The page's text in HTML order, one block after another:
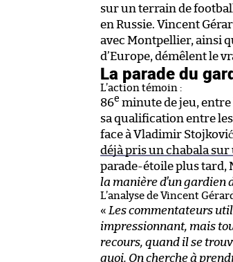
sur un terrain de
en Russie. Vincent
avec Montpellier, ainsi
d’Europe, démêlent le
La parade du
L’action témoin :
86e minute de jeu, entre
sa qualification entre
face à Vladimir
déjà pris un chabala
parade-étoile plus tard,
la manière d’un gardien
L’analyse de Vincent
« Les commentateurs
impressionnant, mais
recours, quand il se
quoi. On cherche à